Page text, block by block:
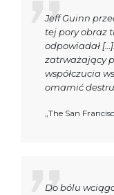
Jeff Guinn
tej pory obraz
odpowiadał
zatrważający
współczucia
omamić
„The San
Do bólu